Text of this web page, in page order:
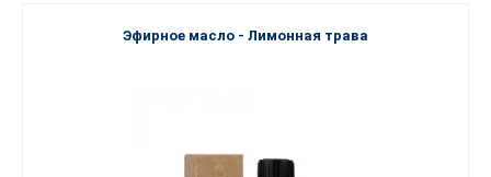
Эфирное масло - Лимонная трава